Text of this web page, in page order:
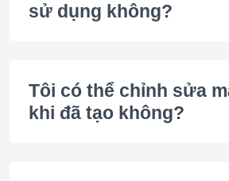
sử dụng không?
Tôi có thể chỉnh sửa
khi đã tạo không?